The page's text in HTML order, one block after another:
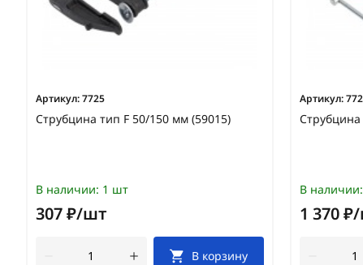
Артикул:7725
Струбцина тип F 50/150 мм (59015)
В наличии: 1 шт
307 ₽/шт
В корзину
Артикул:
В наличии:
1 370